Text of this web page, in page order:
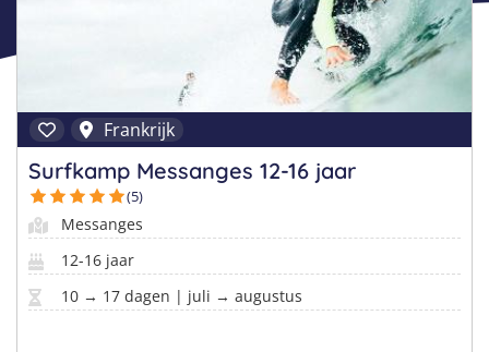
Italië
Malta
Nederland
Buitenland
Surfkampen Portugal
Surfkampen Nederland
Surfkampen Sri Lanka
Surfkampen Buitenland
Surfkampen 18+
Taalvakanties Engels
Taalvakanties Spaans
Taalvakanties Nederlands
Taalvakanties Duits
Taalvakanties Italiaans
Volwassenen
Frankrijk
Surfkamp Messanges 12-16 jaar
(5)
Messanges
12-16 jaar
10 → 17 dagen | juli → augustus